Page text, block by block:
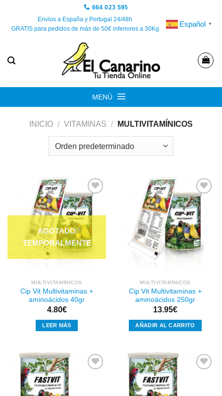
contenido
664 023 595
Envíos a España y Portugal 24/48h
GRATIS para pedidos de más de 50€ inferiores a 30Kg
Español ▼
MENÚ
INICIO / VITAMINAS / MULTIVITAMÍNICOS
Añadir
a la
lista de
deseos
MULTIVITAMÍNICOS
Cip Vit Multivitaminas +
aminoácidos 40gr
4.80€
LEER MÁS
Añadir
a la
lista de
deseos
MULTIVITAMÍNICOS
Cip Vit Multivitaminas +
aminoácidos 250gr
13.95€
AÑADIR AL CARRITO